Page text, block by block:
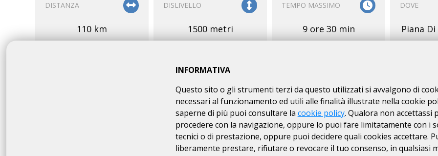
DISTANZA
110 km
DISLIVELLO
1500 metri
TEMPO MASSIMO
9 ore 30 min
DOVE
Piana
OMOLOGAZIONE
cp/ARI
120 km
SERVIZI ISCRIZIONI
dal27/
120
INFORMATIVA
Questo sito o gli strumenti terzi da questo utilizzati si avvalgono di
necessari al funzionamento ed utili alle finalità illustrate nella cookie
saperne di più puoi consultare la cookie policy. Qualora non accettassi
procedere con la navigazione, oppure lo puoi fare limitatamente con i
tecnici o di prestazione, oppure puoi decidere quali cookies accettare.
liberamente prestare, rifiutare o revocare il tuo consenso, in qualsiasi